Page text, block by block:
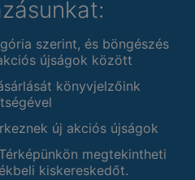
szerint, és böngészés
újságok között
könyvjelzőink
új akciós újságok
megtekintheti
kiskereskedőt.